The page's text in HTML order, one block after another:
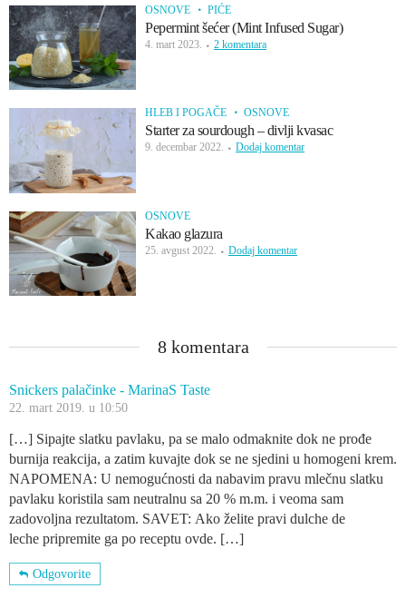
OSNOVE PIĆE
Pepermint šećer (Mint Infused Sugar)
4. mart 2023. 2 komentara
HLEB I POGAČE OSNOVE
Starter za sourdough – divlji kvasac
9. decembar 2022. Dodaj komentar
OSNOVE
Kakao glazura
25. avgust 2022. Dodaj komentar
8 komentara
Snickers palačinke - MarinaS Taste
22. mart 2019. u 10:50
[…] Sipajte slatku pavlaku, pa se malo odmaknite dok ne prođe
burnija reakcija, a zatim kuvajte dok se ne sjedini u homogeni krem.
NAPOMENA: U nemogućnosti da nabavim pravu mlečnu slatku
pavlaku koristila sam neutralnu sa 20 % m.m. i veoma sam
zadovoljna rezultatom. SAVET: Ako želite pravi dulche de
leche pripremite ga po receptu ovde. […]
Odgovorite